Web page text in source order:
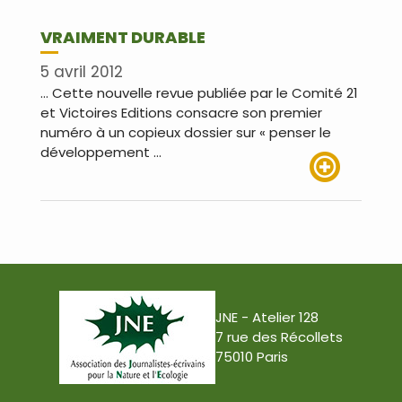
VRAIMENT DURABLE
5 avril 2012
… Cette nouvelle revue publiée par le Comité 21
et Victoires Editions consacre son premier
numéro à un copieux dossier sur « penser le
développement …
JNE - Atelier 128
7 rue des Récollets
75010 Paris